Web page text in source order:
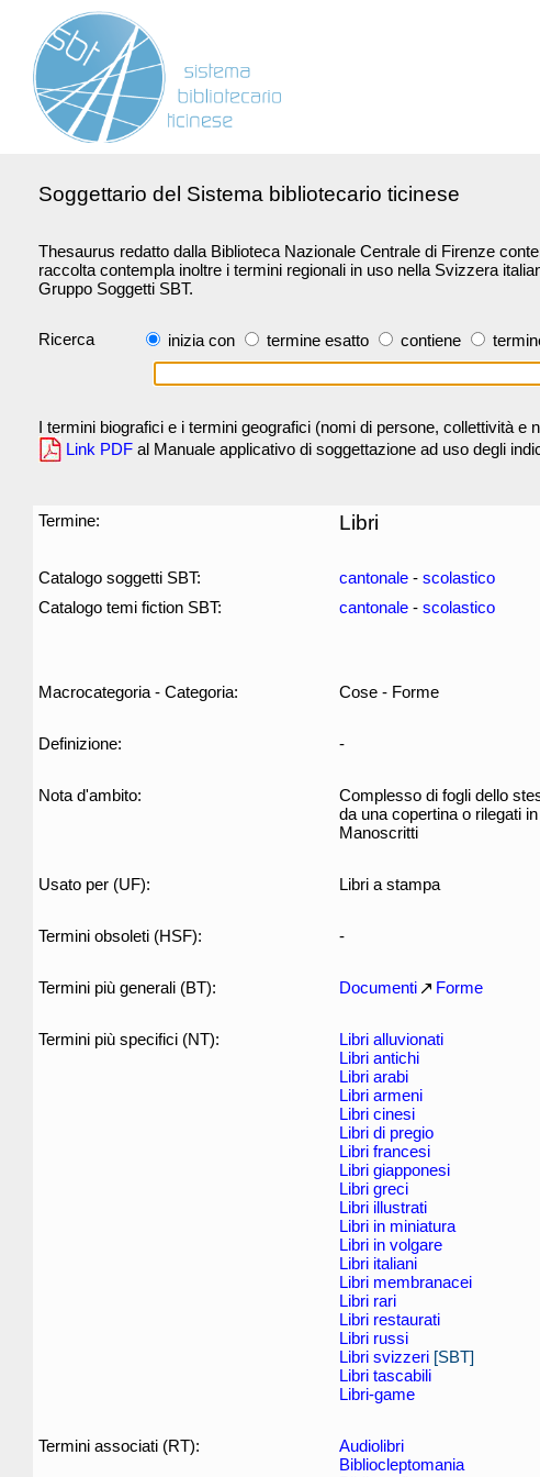
Soggettario del Sistema bibliotecario ticinese
Thesaurus redatto dalla Biblioteca Nazionale Centrale di Firenze
raccolta contempla inoltre i termini regionali in uso nella Svizzera
Gruppo Soggetti SBT.
Ricerca inizia con termine esatto contiene
I termini biografici e i termini geografici (nomi di persone, collettività e
Link PDF al Manuale applicativo di soggettazione ad uso degli
Termine: Libri
Catalogo soggetti SBT: cantonale - scolastico
Catalogo temi fiction SBT:
cantonale - scolastico
Macrocategoria - Categoria: Cose - Forme
Definizione: -
Nota d'ambito:
Complesso di fogli dello
da una copertina o rilegati
Manoscritti
Usato per (UF): Libri a stampa
Termini obsoleti (HSF): -
Termini più generali (BT): Documenti Forme
Termini più specifici (NT):
Libri alluvionati
Libri antichi
Libri arabi
Libri armeni
Libri cinesi
Libri di pregio
Libri francesi
Libri giapponesi
Libri greci
Libri illustrati
Libri in miniatura
Libri in volgare
Libri italiani
Libri membranacei
Libri rari
Libri restaurati
Libri russi
Libri svizzeri [SBT]
Libri tascabili
Libri-game
Termini associati (RT):
Audiolibri
Bibliocleptomania